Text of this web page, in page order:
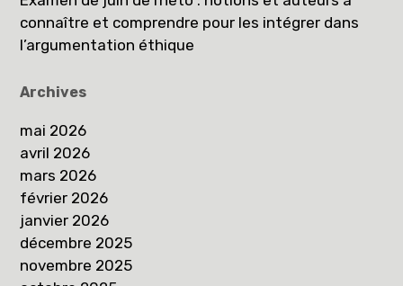
connaître et comprendre pour les intégrer dans
l’argumentation éthique
Archives
mai 2026
avril 2026
mars 2026
février 2026
janvier 2026
décembre 2025
novembre 2025